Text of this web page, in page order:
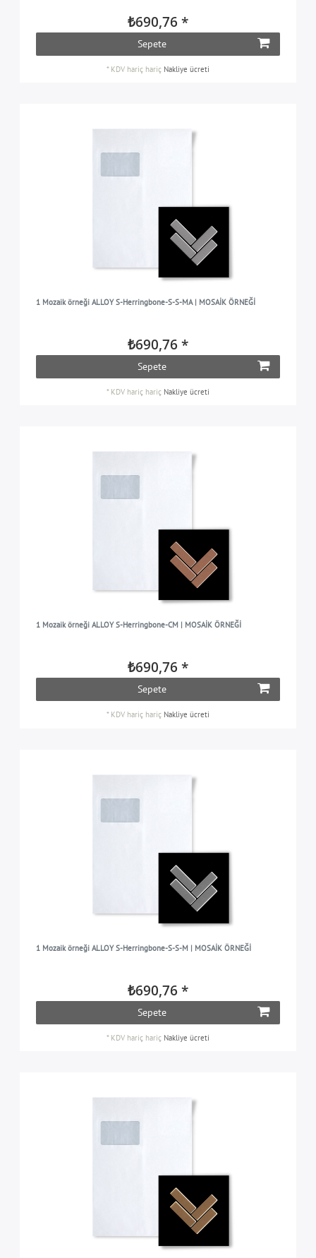
₺690,76 *
Sepete
* KDV hariç hariç Nakliye ücreti
1 Mozaik örneği ALLOY S-Herringbone-S-S-MA | MOSAİK ÖRNEĞİ
₺690,76 *
Sepete
* KDV hariç hariç Nakliye ücreti
1 Mozaik örneği ALLOY S-Herringbone-CM | MOSAİK ÖRNEĞİ
₺690,76 *
Sepete
* KDV hariç hariç Nakliye ücreti
1 Mozaik örneği ALLOY S-Herringbone-S-S-M | MOSAİK ÖRNEĞİ
₺690,76 *
Sepete
* KDV hariç hariç Nakliye ücreti